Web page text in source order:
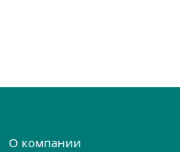
О компании